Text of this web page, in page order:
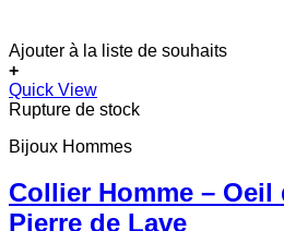
Ajouter à la liste de souhaits
+
Quick View
Rupture de stock
Bijoux Hommes
Collier Homme – Oeil
Pierre de Lave